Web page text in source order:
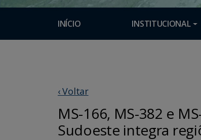
INÍCIO INSTITUCIONAL
‹ Voltar
MS-166, MS-382 e
Sudoeste integra